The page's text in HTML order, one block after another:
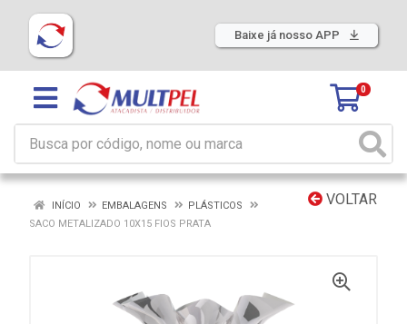
Baixe já nosso APP
0
VOLTAR
INÍCIO EMBALAGENS
PLÁSTICOS
SACO METALIZADO 10X15 FIOS PRATA